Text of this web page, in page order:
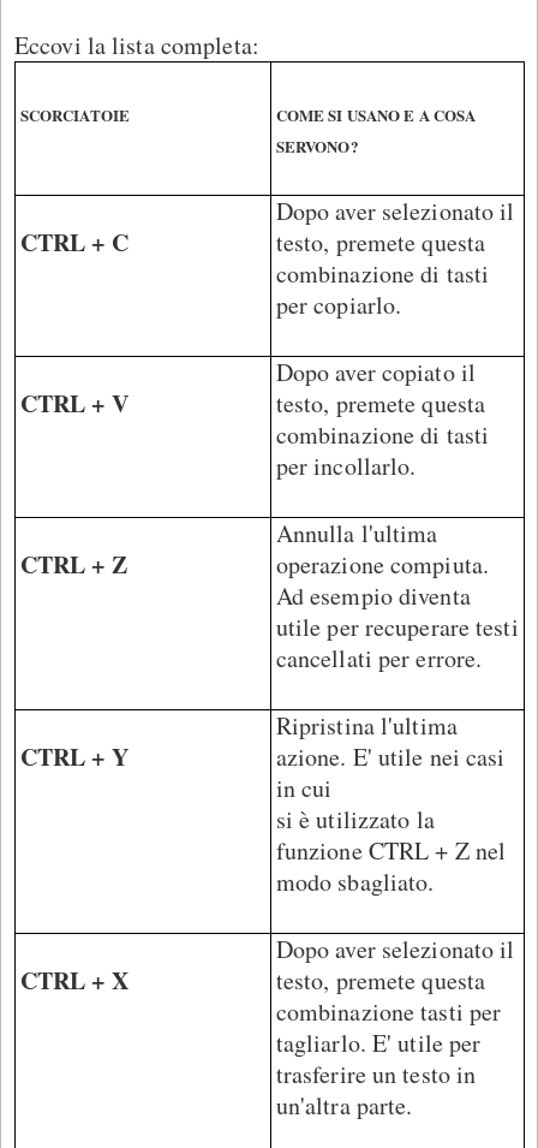
Eccovi la lista completa:
SCORCIATOIE
COME SI USANO E A COSA
SERVONO?
CTRL + C
Dopo aver selezionato il
testo, premete questa
combinazione di tasti
per copiarlo.
CTRL + V
Dopo aver copiato il
testo, premete questa
combinazione di tasti
per incollarlo.
CTRL + Z
Annulla l'ultima
operazione compiuta.
Ad esempio diventa
utile per recuperare testi
cancellati per errore.
CTRL + Y
Ripristina l'ultima
azione. E' utile nei casi
in cui
si è utilizzato la
funzione CTRL + Z nel
modo sbagliato.
CTRL + X
Dopo aver selezionato il
testo, premete questa
combinazione tasti per
tagliarlo. E' utile per
trasferire un testo in
un'altra parte.